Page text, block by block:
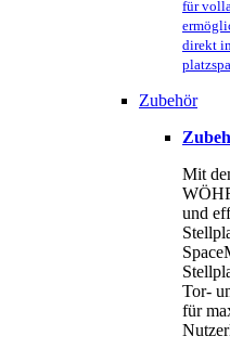
für
direkt
Zubehör
Mit
und
Tor-
für